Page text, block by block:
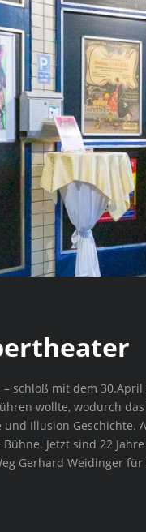
schloß mit dem
wollte, wodurch
Illusion Geschichte.
Jetzt sind 22
Gerhard Weidinger